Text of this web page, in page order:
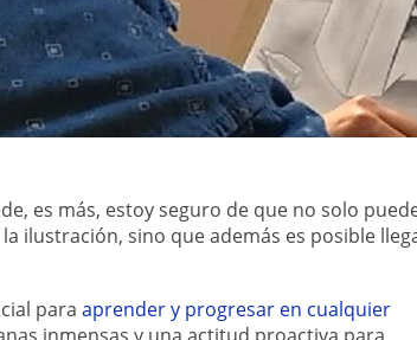
es más, estoy seguro de que no solo
ilustración, sino que además es posible
para aprender y progresar en cualquier